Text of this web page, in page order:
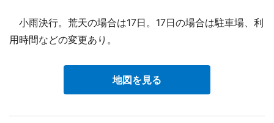
小雨決行。荒天の場合は17日。17日の場合は駐車場、利
用時間などの変更あり。
地図を見る